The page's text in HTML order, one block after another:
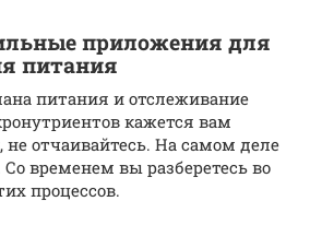
приложения для
питания
питания и отслеживание
кажется вам
не отчаивайтесь. На самом деле
Со временем вы разберетесь во
процессов.